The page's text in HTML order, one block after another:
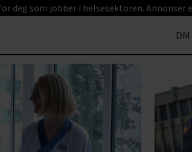
deg som jobber i helsesektoren.